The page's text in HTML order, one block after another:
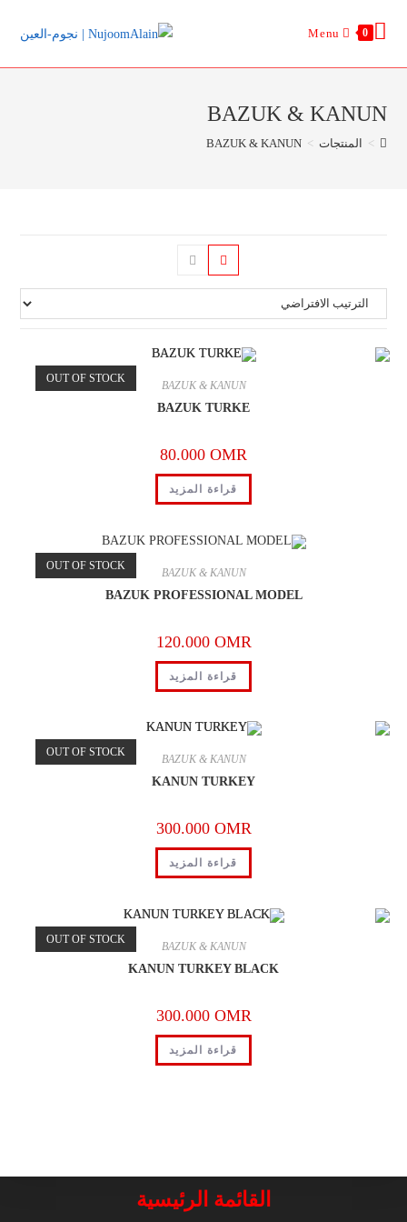
0
Menu
BAZUK & KANUN
> المنتجات >
BAZUK & KANUN
OUT OF STOCK
BAZUK & KANUN
BAZUK TURKE
80.000 OMR
قراءة المزيد
OUT OF STOCK
BAZUK & KANUN
BAZUK PROFESSIONAL MODEL
120.000 OMR
قراءة المزيد
OUT OF STOCK
BAZUK & KANUN
KANUN TURKEY
300.000 OMR
قراءة المزيد
OUT OF STOCK
BAZUK & KANUN
KANUN TURKEY BLACK
300.000 OMR
قراءة المزيد
القائمة الرئيسية